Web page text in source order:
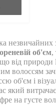
незвичайних
об'єм,
від
волоссям
об'єм і
який
на густе